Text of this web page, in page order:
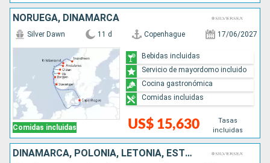
NORUEGA, DINAMARCA
Comidas incluidas
Silver Dawn 11 d Copenhague 17/06/2027
US$ 15,630
Tasas
incluidas
Bebidas incluidas
Servicio de mayordomo incluido
Cocina gastronómica
Comidas incluidas
DINAMARCA, POLONIA, LETONIA, ESTONIA, FINLANDIA, SUECIA